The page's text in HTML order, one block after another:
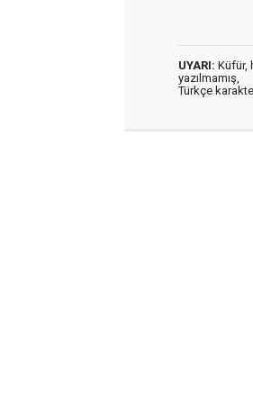
UYARI: Küfür,
yazılmamış,
Türkçe